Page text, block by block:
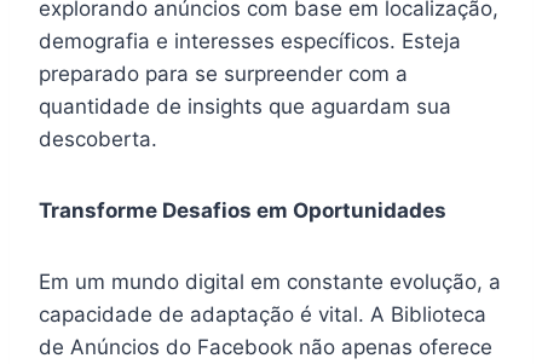
explorando anúncios com base em localização,
demografia e interesses específicos. Esteja
preparado para se surpreender com a
quantidade de insights que aguardam sua
descoberta.
Transforme Desafios em Oportunidades
Em um mundo digital em constante evolução, a
capacidade de adaptação é vital. A Biblioteca
de Anúncios do Facebook não apenas oferece